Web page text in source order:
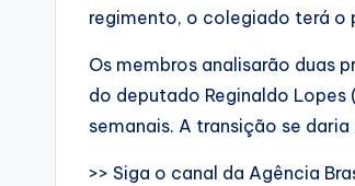
regimento, o colegiado terá o
Os membros analisarão duas
do deputado Reginaldo
semanais. A transição se
>> Siga o canal da Agência